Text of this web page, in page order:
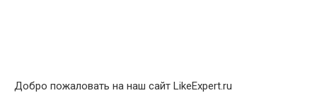
Добро пожаловать на наш сайт LikeExpert.ru